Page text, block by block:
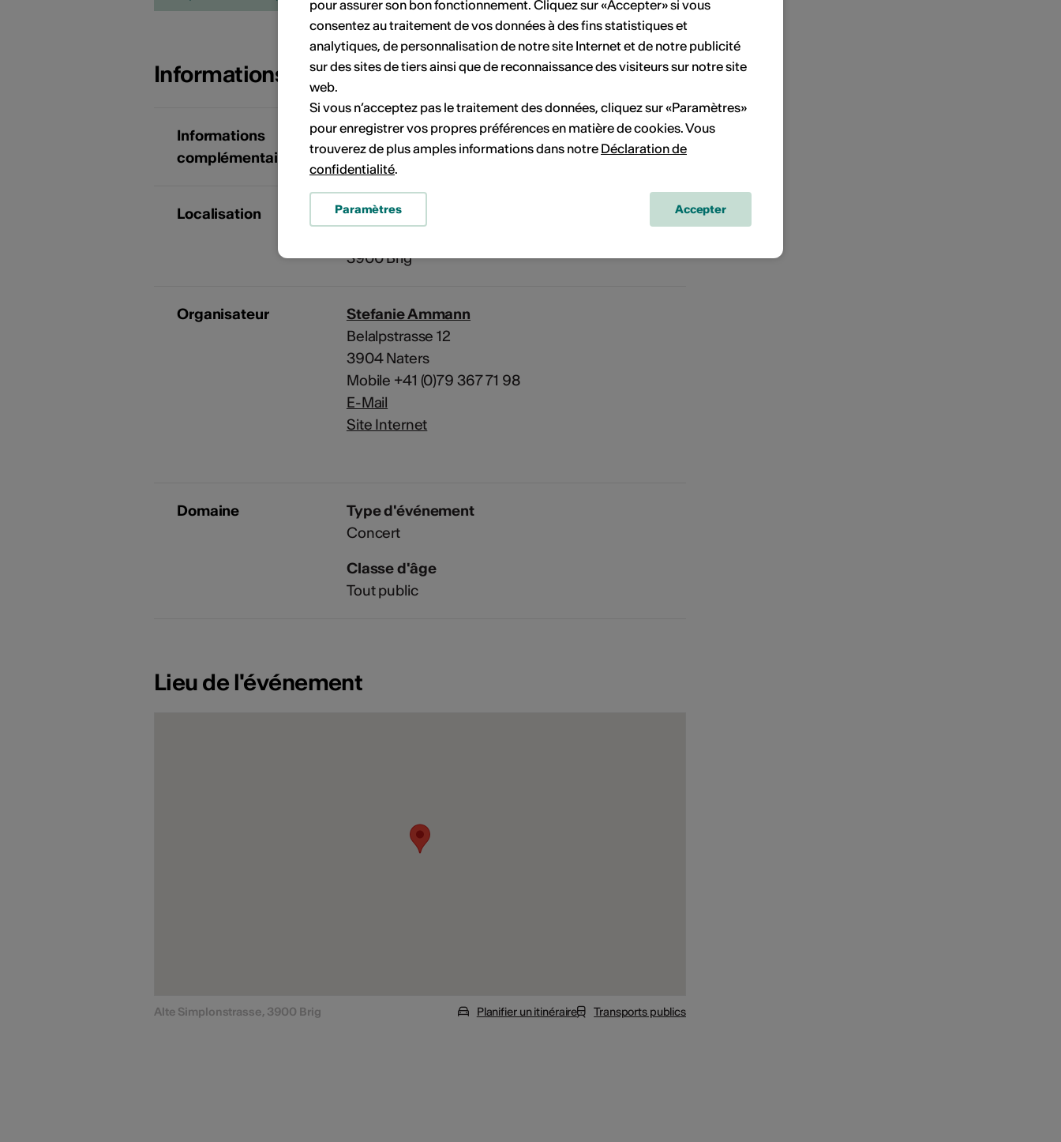
Informations sur l'événement
Informations
complémentaires
Flyer AK 2025
Localisation
Kulturraum Alter Werkhof
3900 Brig
Organisateur
Stefanie Ammann
Belalpstrasse 12
3904 Naters
Mobile +41 (0)79 367 71 98
E-Mail
Site Internet
Domaine
Type d'événement
Concert
Classe d'âge
Tout public
Lieu de l'événement
Alte Simplonstrasse, 3900 Brig Planifier un itinéraire Transports publics
pour assurer son bon fonctionnement. Cliquez sur «Accepter» si vous
consentez au traitement de vos données à des fins statistiques et
analytiques, de personnalisation de notre site Internet et de notre publicité
sur des sites de tiers ainsi que de reconnaissance des visiteurs sur notre site
web.
Si vous n’acceptez pas le traitement des données, cliquez sur «Paramètres»
pour enregistrer vos propres préférences en matière de cookies. Vous
trouverez de plus amples informations dans notre Déclaration de
confidentialité.
Paramètres Accepter